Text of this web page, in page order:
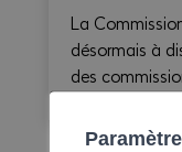
La
désormais à
des
faciliter